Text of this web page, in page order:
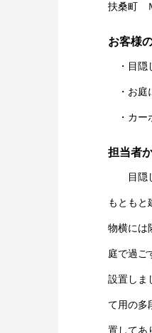
扶桑町
お客様
・目隠
・お庭
・カー
担当者
目隠し
もともと
物横には
庭で過ご
設置しま
て用の多
置してあ